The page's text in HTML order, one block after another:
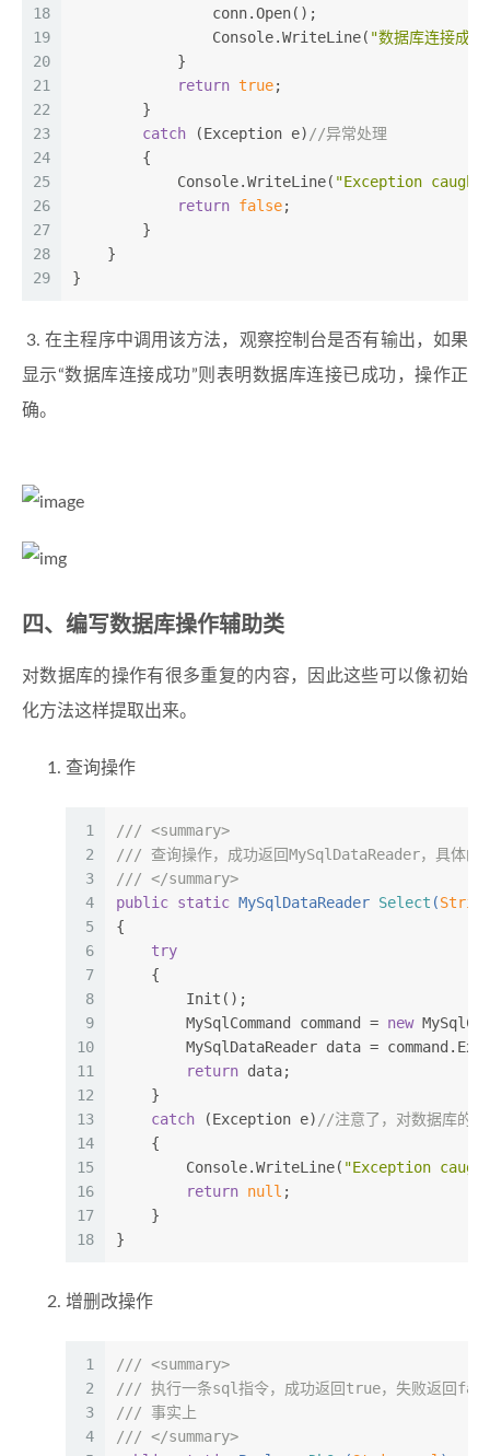
18
19
20
21
22
23
24
25
26
27
28
29
                conn.Open();
                Console.WriteLine(
"数据库连接成
            }
return true;
        }
catch (Exception e) //异常处理
        {
            Console.WriteLine(
"Exception
return false;
        }
    }
}
​ 3. 在主程序中调用该方法，观察控制台是否有输出，如果
显示“数据库连接成功”则表明数据库连接已成功，操作正
确。
四、编写数据库操作辅助类
对数据库的操作有很多重复的内容，因此这些可以像初始
化方法这样提取出来。
查询操作
1
2
3
4
5
6
7
8
9
10
11
12
13
14
15
16
17
18
/// <summary>
/// 查询操作，成功返回MySqlDataReader，具体
/// </summary>
public static MySqlDataReader Select (
{
try
    {
        Init();
        MySqlCommand command =
new
MySqlDataReader data =
return data;
    }
catch (Exception e) //注意了，对数据库的操
    {
        Console.WriteLine(
"Exception
return null ;
    }
}
增删改操作
1
2
3
4
/// <summary>
/// 执行一条sql指令，成功返回true，失败返回
/// 事实上
/// </summary>